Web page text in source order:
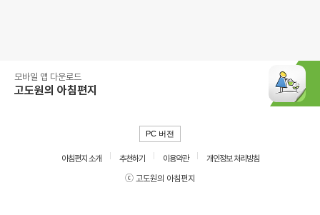
모바일 앱 다운로드
고도원의 아침편지
PC 버전
아침편지 소개 추천하기 이용약관
개인정보 처리방침
ⓒ 고도원의 아침편지